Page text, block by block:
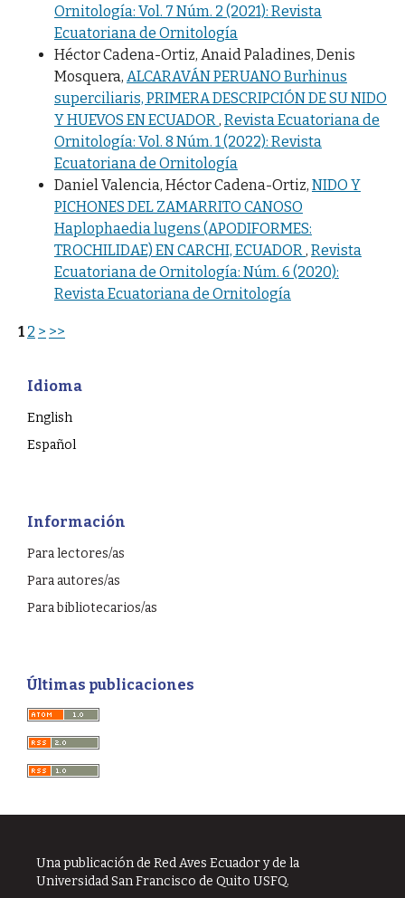
Ornitología: Vol. 7 Núm. 2 (2021): Revista
Ecuatoriana de Ornitología
Héctor Cadena-Ortiz, Anaid Paladines, Denis
Mosquera, ALCARAVÁN PERUANO Burhinus
superciliaris, PRIMERA DESCRIPCIÓN DE SU NIDO
Y HUEVOS EN ECUADOR, Revista Ecuatoriana de
Ornitología: Vol. 8 Núm. 1 (2022): Revista
Ecuatoriana de Ornitología
Daniel Valencia, Héctor Cadena-Ortiz, NIDO Y
PICHONES DEL ZAMARRITO CANOSO
Haplophaedia lugens (APODIFORMES:
TROCHILIDAE) EN CARCHI, ECUADOR, Revista
Ecuatoriana de Ornitología: Núm. 6 (2020):
Revista Ecuatoriana de Ornitología
1 2 > >>
Idioma
English
Español
Información
Para lectores/as
Para autores/as
Para bibliotecarios/as
Últimas publicaciones
Una publicación de Red Aves Ecuador y de la
Universidad San Francisco de Quito USFQ.